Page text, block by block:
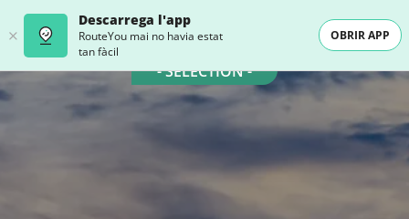
Descarrega l'app
RouteYou mai no havia estat
tan fàcil
OBRIR APP
- SELECTION -